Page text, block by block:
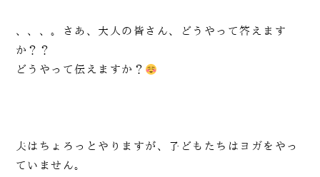
、、、。さあ、大人の皆さん、どうやって答えます
か？？
どうやって伝えますか？
夫はちょろっとやりますが、子どもたちはヨガをやっ
ていません。